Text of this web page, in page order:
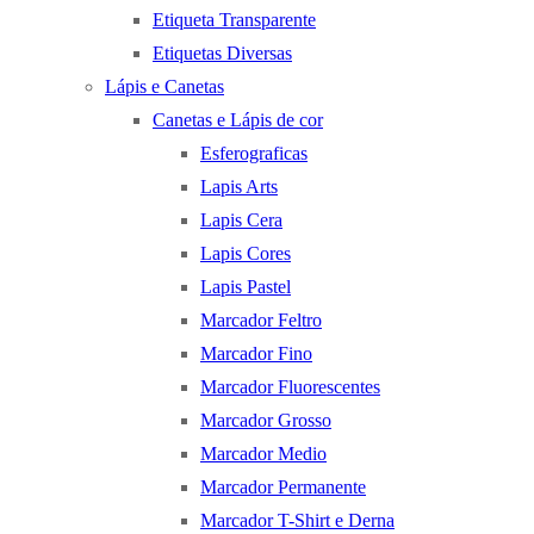
Etiqueta Transparente
Etiquetas Diversas
Lápis e Canetas
Canetas e Lápis de cor
Esferograficas
Lapis Arts
Lapis Cera
Lapis Cores
Lapis Pastel
Marcador Feltro
Marcador Fino
Marcador Fluorescentes
Marcador Grosso
Marcador Medio
Marcador Permanente
Marcador T-Shirt e Derna